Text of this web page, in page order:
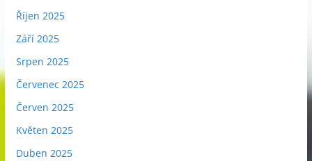
Říjen 2025
Září 2025
Srpen 2025
Červenec 2025
Červen 2025
Květen 2025
Duben 2025